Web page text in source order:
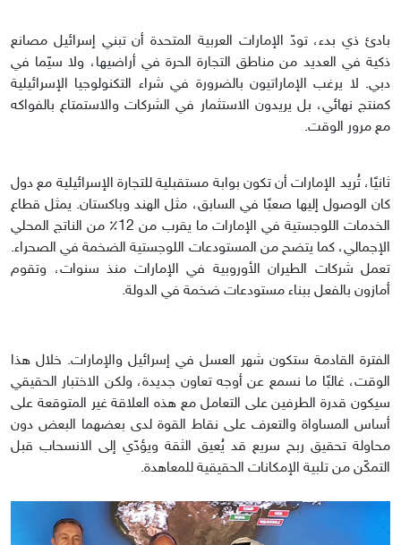
بادئ ذي بدء، تودّ الإمارات العربية المتحدة أن تبني إسرائيل مصانع
ذكية في العديد من مناطق التجارة الحرة في أراضيها، ولا سيّما في
دبي. لا يرغب الإماراتيون بالضرورة في شراء التكنولوجيا الإسرائيلية
كمنتج نهائي، بل يريدون الاستثمار في الشركات والاستمتاع بالفواكه
مع مرور الوقت.
ثانيًا، تُريد الإمارات أن تكون بوابة مستقبلية للتجارة الإسرائيلية مع دول
كان الوصول إليها صعبًا في السابق، مثل الهند وباكستان. يمثل قطاع
الخدمات اللوجستية في الإمارات ما يقرب من 12٪ من الناتج المحلي
الإجمالي، كما يتضح من المستودعات اللوجستية الضخمة في الصحراء.
تعمل شركات الطيران الأوروبية في الإمارات منذ سنوات، وتقوم
أمازون بالفعل ببناء مستودعات ضخمة في الدولة.
الفترة القادمة ستكون شهر العسل في إسرائيل والإمارات. خلال هذا
الوقت، غالبًا ما نسمع عن أوجه تعاون جديدة، ولكن الاختبار الحقيقي
سيكون قدرة الطرفين على التعامل مع هذه العلاقة غير المتوقعة على
أساس المساواة والتعرف على نقاط القوة لدى بعضهما البعض دون
محاولة تحقيق ربح سريع قد يُعيق الثقة ويؤدّي إلى الانسحاب قبل
التمكّن من تلبية الإمكانات الحقيقية للمعاهدة.